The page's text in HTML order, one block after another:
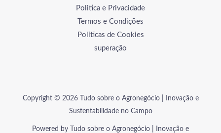
Politica e Privacidade
Termos e Condições
Políticas de Cookies
superação
Copyright © 2026 Tudo sobre o Agronegócio | Inovação e
Sustentabilidade no Campo
Powered by Tudo sobre o Agronegócio | Inovação e